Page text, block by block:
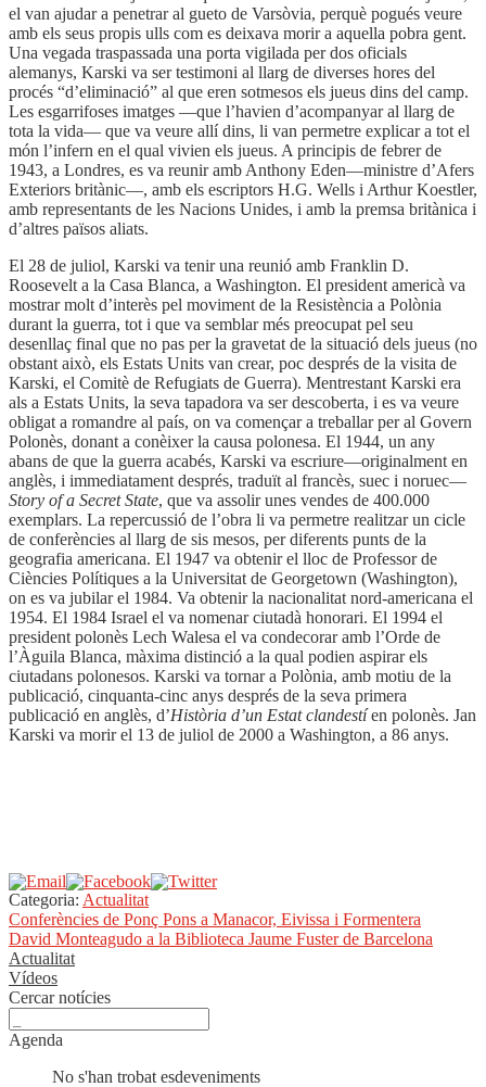
el van ajudar a penetrar al gueto de Varsòvia, perquè pogués veure
amb els seus propis ulls com es deixava morir a aquella pobra gent.
Una vegada traspassada una porta vigilada per dos oficials
alemanys, Karski va ser testimoni al llarg de diverses hores del
procés “d’eliminació” al que eren sotmesos els jueus dins del camp.
Les esgarrifoses imatges —que l’havien d’acompanyar al llarg de
tota la vida— que va veure allí dins, li van permetre explicar a tot el
món l’infern en el qual vivien els jueus. A principis de febrer de
1943, a Londres, es va reunir amb Anthony Eden—ministre d’Afers
Exteriors britànic—, amb els escriptors H.G. Wells i Arthur Koestler,
amb representants de les Nacions Unides, i amb la premsa britànica i
d’altres països aliats.
El 28 de juliol, Karski va tenir una reunió amb Franklin D.
Roosevelt a la Casa Blanca, a Washington. El president americà va
mostrar molt d’interès pel moviment de la Resistència a Polònia
durant la guerra, tot i que va semblar més preocupat pel seu
desenllaç final que no pas per la gravetat de la situació dels jueus (no
obstant això, els Estats Units van crear, poc després de la visita de
Karski, el Comitè de Refugiats de Guerra). Mentrestant Karski era
als a Estats Units, la seva tapadora va ser descoberta, i es va veure
obligat a romandre al país, on va començar a treballar per al Govern
Polonès, donant a conèixer la causa polonesa. El 1944, un any
abans de que la guerra acabés, Karski va escriure—originalment en
anglès, i immediatament després, traduït al francès, suec i noruec—
Story of a Secret State, que va assolir unes vendes de 400.000
exemplars. La repercussió de l’obra li va permetre realitzar un cicle
de conferències al llarg de sis mesos, per diferents punts de la
geografia americana. El 1947 va obtenir el lloc de Professor de
Ciències Polítiques a la Universitat de Georgetown (Washington),
on es va jubilar el 1984. Va obtenir la nacionalitat nord-americana el
1954. El 1984 Israel el va nomenar ciutadà honorari. El 1994 el
president polonès Lech Walesa el va condecorar amb l’Orde de
l’Àguila Blanca, màxima distinció a la qual podien aspirar els
ciutadans polonesos. Karski va tornar a Polònia, amb motiu de la
publicació, cinquanta-cinc anys després de la seva primera
publicació en anglès, d’Història d’un Estat clandestíen polonès. Jan
Karski va morir el 13 de juliol de 2000 a Washington, a 86 anys.
Categoria: Actualitat
Navegació
d'entrades
Entrada
anterior:
Conferències de Ponç Pons a Manacor, Eivissa i Formentera
Pròxima
entrada:
David Monteagudo a la Biblioteca Jaume Fuster de Barcelona
Actualitat
Vídeos
Cercar notícies
Agenda
No s'han trobat esdeveniments